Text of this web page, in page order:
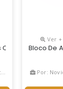
Pautas
Ver
Bloco De
Por: